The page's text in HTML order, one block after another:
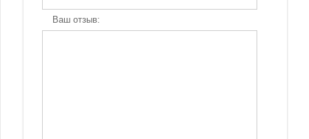
Ваш отзыв: